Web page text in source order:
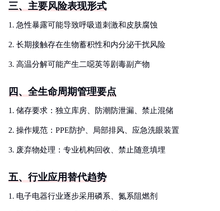
三、主要风险表现形式
1. 急性暴露可能导致呼吸道刺激和皮肤腐蚀
2. 长期接触存在生物蓄积性和内分泌干扰风险
3. 高温分解可能产生二噁英等剧毒副产物
四、全生命周期管理要点
1. 储存要求：独立库房、防潮防泄漏、禁止混储
2. 操作规范：PPE防护、局部排风、应急洗眼装置
3. 废弃物处理：专业机构回收、禁止随意填埋
五、行业应用替代趋势
1. 电子电器行业逐步采用磷系、氮系阻燃剂